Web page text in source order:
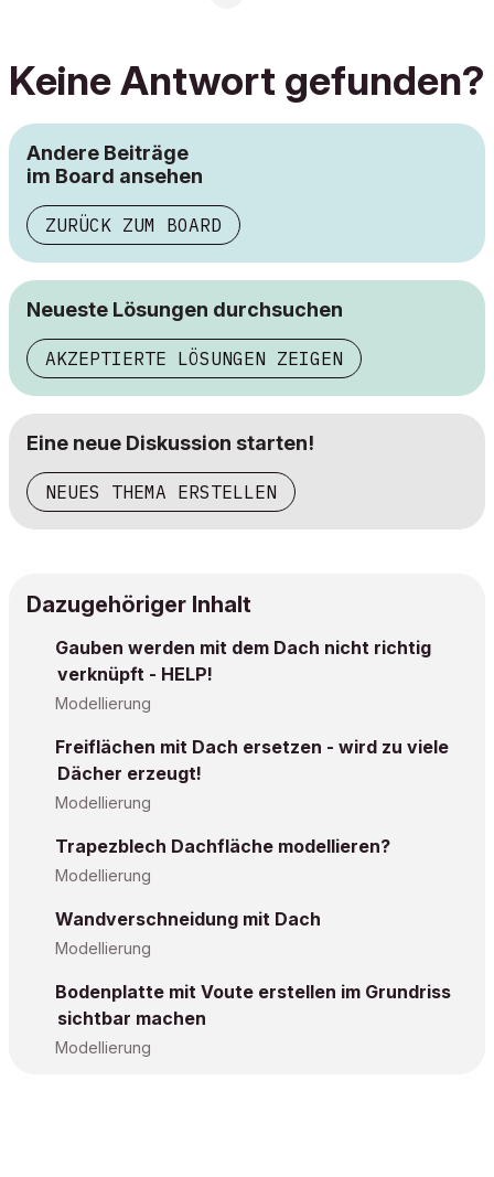
Keine Antwort gefunden?
Andere Beiträge
im Board ansehen
ZURÜCK ZUM BOARD
Neueste Lösungen durchsuchen
AKZEPTIERTE LÖSUNGEN ZEIGEN
Eine neue Diskussion starten!
NEUES THEMA ERSTELLEN
Dazugehöriger Inhalt
Gauben werden mit dem Dach nicht richtig
verknüpft - HELP!
Modellierung
Freiflächen mit Dach ersetzen - wird zu viele
Dächer erzeugt!
Modellierung
Trapezblech Dachfläche modellieren?
Modellierung
Wandverschneidung mit Dach
Modellierung
Bodenplatte mit Voute erstellen im Grundriss
sichtbar machen
Modellierung